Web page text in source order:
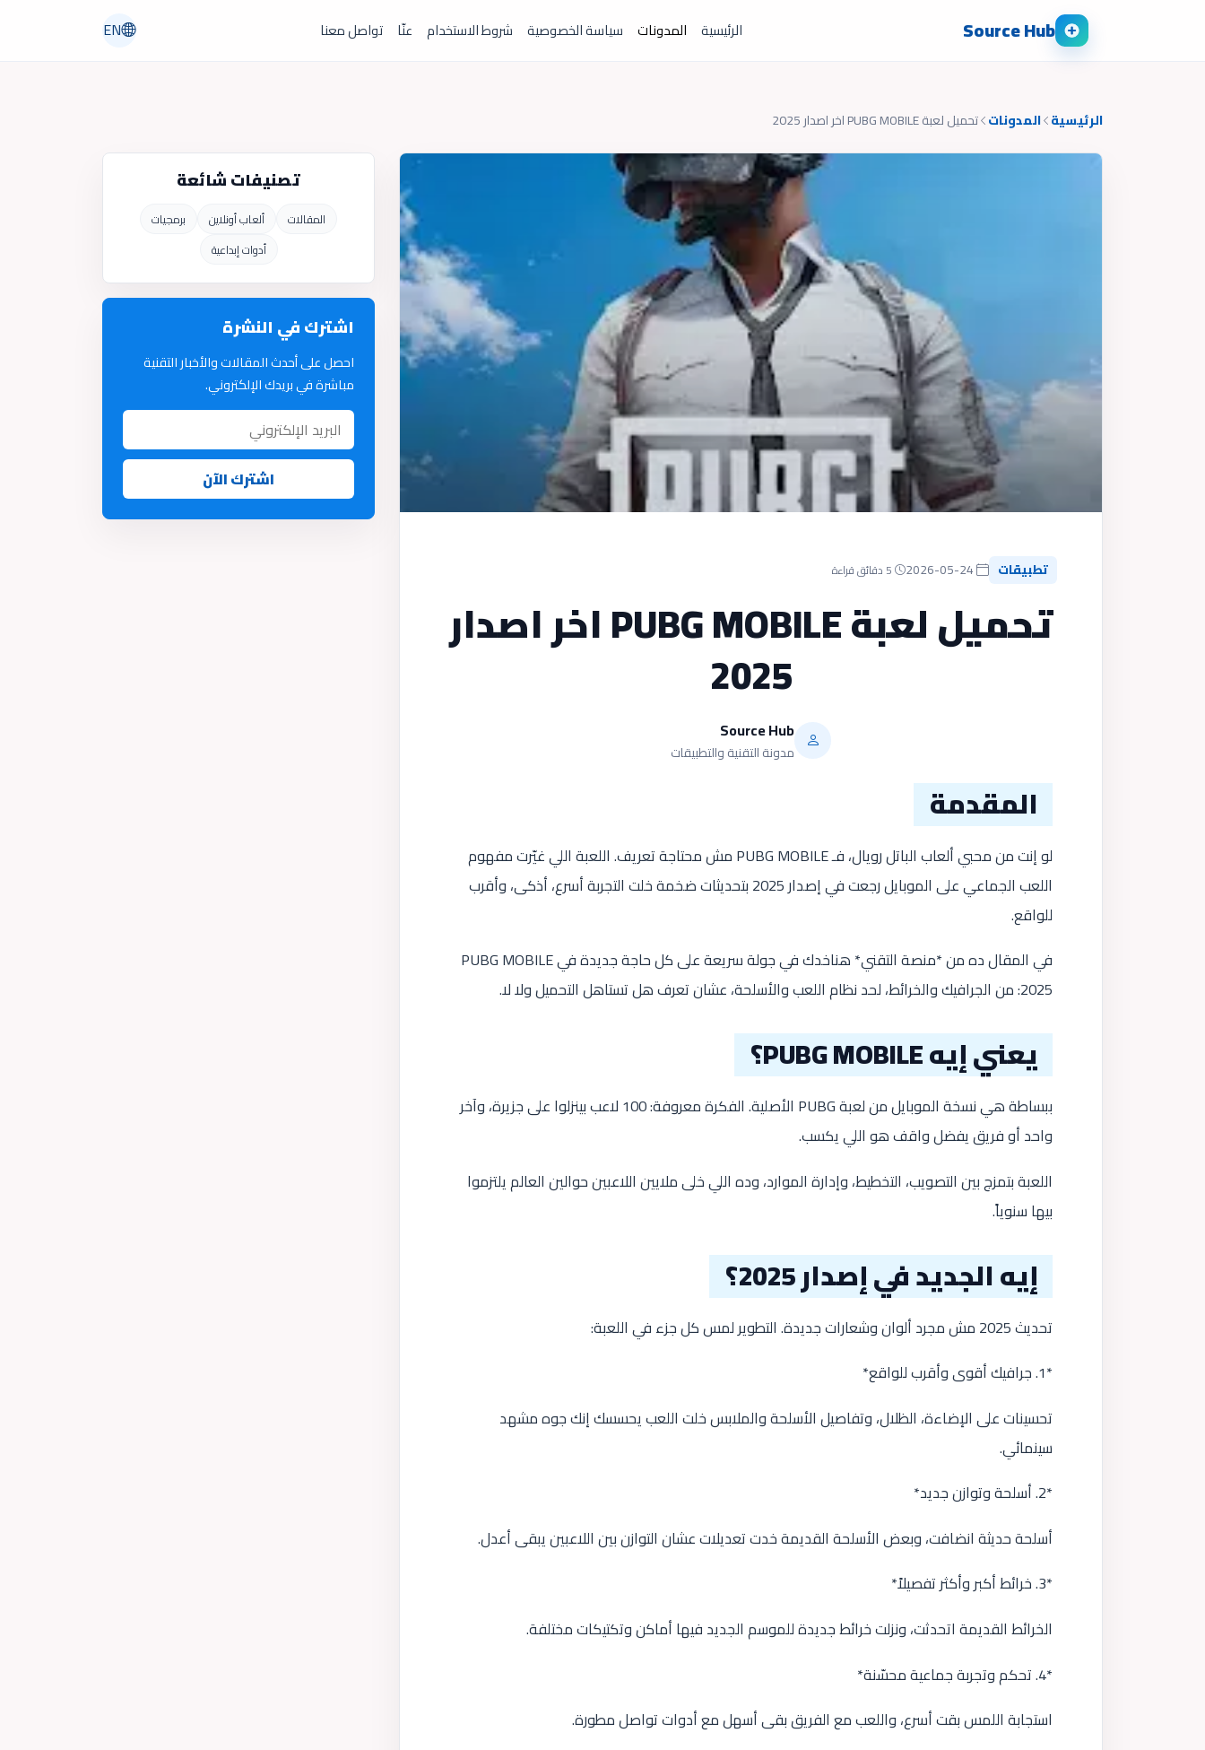
Source Hub الرئيسية المدونات سياسة الخصوصية شروط الاستخدام عنّا تواصل معنا EN
الرئيسية المدونات تحميل لعبة PUBG MOBILE اخر اصدار 2025
تصنيفات شائعة
المقالات ألعاب أونلاين
برمجيات
أدوات إبداعية
اشترك في النشرة
احصل على أحدث المقالات والأخبار التقنية
مباشرة في بريدك الإلكتروني.
اشترك الآن
تطبيقات
تحميل لعبة PUBG MOBILE اخر اصدار
2025
Source Hub
مدونة التقنية والتطبيقات
المقدمة
لو إنت من محبي ألعاب الباتل رويال، فـ PUBG MOBILE مش محتاجة تعريف. اللعبة اللي غيّرت مفهوم
اللعب الجماعي على الموبايل رجعت في إصدار 2025 بتحديثات ضخمة خلت التجربة أسرع، أذكى، وأقرب
للواقع.
في المقال ده من *منصة التقني* هناخدك في جولة سريعة على كل حاجة جديدة في PUBG MOBILE
2025: من الجرافيك والخرائط، لحد نظام اللعب والأسلحة، عشان تعرف هل تستاهل التحميل ولا لا.
يعني إيه PUBG MOBILE؟
ببساطة هي نسخة الموبايل من لعبة PUBG الأصلية. الفكرة معروفة: 100 لاعب بينزلوا على جزيرة، وآخر
واحد أو فريق يفضل واقف هو اللي يكسب.
اللعبة بتمزج بين التصويب، التخطيط، وإدارة الموارد، وده اللي خلى ملايين اللاعبين حوالين العالم يلتزموا
بيها سنوياً.
إيه الجديد في إصدار 2025؟
تحديث 2025 مش مجرد ألوان وشعارات جديدة. التطوير لمس كل جزء في اللعبة:
*1. جرافيك أقوى وأقرب للواقع*
تحسينات على الإضاءة، الظلال، وتفاصيل الأسلحة والملابس خلت اللعب يحسسك إنك جوه مشهد
سينمائي.
*2. أسلحة وتوازن جديد*
أسلحة حديثة انضافت، وبعض الأسلحة القديمة خدت تعديلات عشان التوازن بين اللاعبين يبقى أعدل.
*3. خرائط أكبر وأكثر تفصيلاً*
الخرائط القديمة اتحدثت، ونزلت خرائط جديدة للموسم الجديد فيها أماكن وتكتيكات مختلفة.
*4. تحكم وتجربة جماعية محسّنة*
استجابة اللمس بقت أسرع، واللعب مع الفريق بقى أسهل مع أدوات تواصل مطورة.